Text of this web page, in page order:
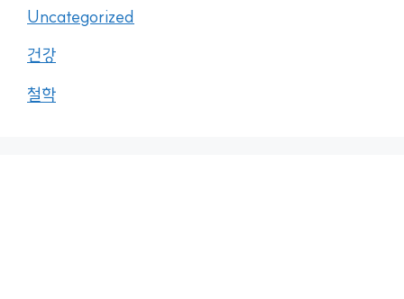
Uncategorized
건강
철학